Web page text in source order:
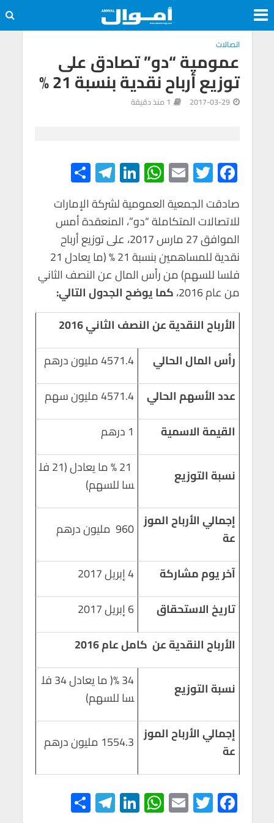
اتصالات
عمومية “دو” تصادق على
توزيع أرباح نقدية بنسبة 21 %
2017-03-29 1 منذ دقيقة
F
ac
e
b
o
o
k
T
wi
tt
er
E
m
ail
W
h
at
s
A
p
p
Li
n
ke
dI
n
Te
le
gr
a
m
h
ar
e
صادقت الجمعية العمومية لشركة الإمارات
للاتصالات المتكاملة “دو”، المنعقدة أمس
الموافق 27 مارس 2017، على توزيع أرباح
نقدية للمساهمين بنسبة 21 % (ما يعادل 21
فلسا للسهم) من رأس المال عن النصف الثاني
من عام 2016،
كما يوضح الجدول التالي:
الأرباح النقدية عن النصف الثاني 2016
رأس المال الحالي
4571.4 مليون درهم
عدد الأسهم الحالي
4571.4 مليون سهم
القيمة الاسمية
1 درهم
نسبة التوزيع
21 % ما يعادل (21 فل
سا للسهم)
إجمالي الأرباح الموز
عة
960 مليون درهم
آخر يوم مشاركة
4 إبريل 2017
تاريخ الاستحقاق
6 إبريل 2017
الأرباح النقدية عن كامل عام 2016
نسبة التوزيع
34 %( ما يعادل 34 فل
سا للسهم)
إجمالي الأرباح الموز
عة
1554.3 مليون درهم
F
T
E
W
Li
Te